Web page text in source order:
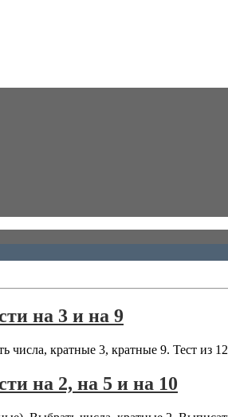
на 3 и на 9
числа, кратные 3, кратные 9. Тест из
на 2, на 5 и на 10